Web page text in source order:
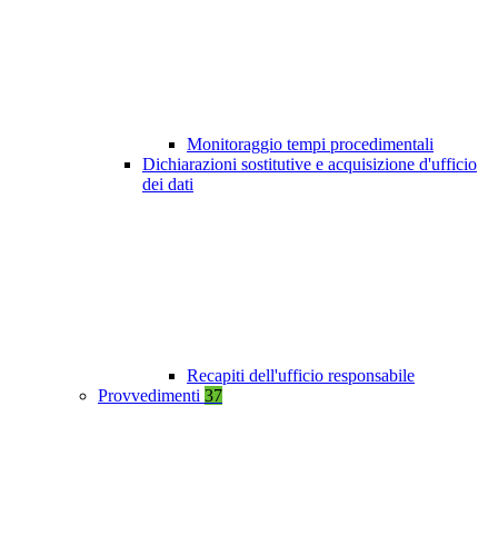
Monitoraggio tempi procedimentali
Dichiarazioni sostitutive e acquisizione d'ufficio
dei dati
Recapiti dell'ufficio responsabile
Provvedimenti 37